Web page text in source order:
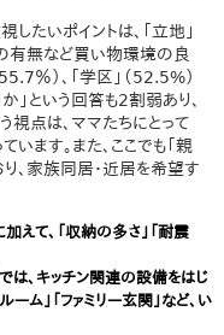
したいポイントは、「立地」
の有無など買い物環境の良
％）、「学区」（52.5%）
」という回答も2割弱あり、
視点は、ママたちにとって
ます。また、ここでも「親
、家族同居・近居を希望す
えて、「収納の多さ」「耐震
、キッチン関連の設備をはじ
ーム」「ファミリー玄関」など、い